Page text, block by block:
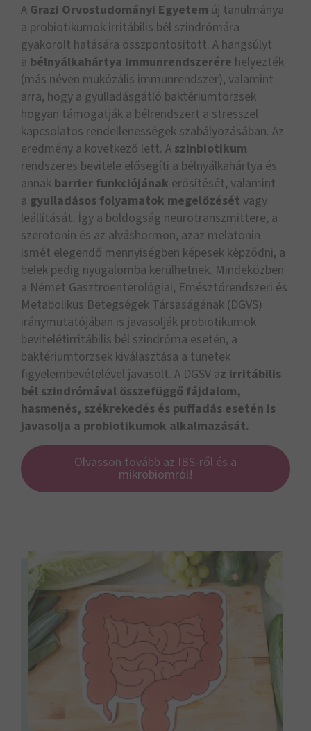
A Grazi Orvostudományi Egyetem új tanulmánya
a probiotikumok irritábilis bél szindrómára
gyakorolt ​​hatására összpontosított. A hangsúlyt
a bélnyálkahártya immunrendszerére helyezték
(más néven mukózális immunrendszer), valamint
arra, hogy a gyulladásgátló baktériumtörzsek
hogyan támogatják a bélrendszert a stresszel
kapcsolatos rendellenességek szabályozásában. Az
eredmény a következő lett. A szinbiotikum
rendszeres bevitele elősegíti a bélnyálkahártya és
annak barrier funkciójának erősítését, valamint
a gyulladásos folyamatok megelőzését vagy
leállítását. Így a boldogság neurotranszmittere, a
szerotonin és az alváshormon, azaz melatonin
ismét elegendő mennyiségben képesek képződni, a
belek pedig nyugalomba kerülhetnek. Mindeközben
a Német Gasztroenterológiai, Emésztőrendszeri és
Metabolikus Betegségek Társaságának (DGVS)
iránymutatójában is javasolják probiotikumok
bevitelétirritábilis bél szindróma esetén, a
baktériumtörzsek kiválasztása a tünetek
figyelembevételével javasolt. A DGSV az irritábilis
bél szindrómával összefüggő fájdalom,
hasmenés, székrekedés és puffadás esetén is
javasolja a probiotikumok alkalmazását.
Olvasson tovább az IBS-ről és a
mikrobiomról!